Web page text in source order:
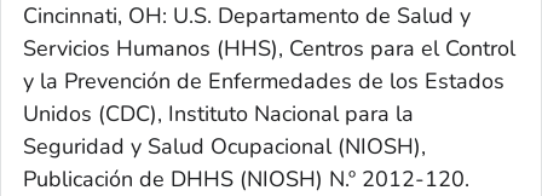
Cincinnati, OH: U.S. Departamento de Salud y
Servicios Humanos (HHS), Centros para el Control
y la Prevención de Enfermedades de los Estados
Unidos (CDC), Instituto Nacional para la
Seguridad y Salud Ocupacional (NIOSH),
Publicación de DHHS (NIOSH) N.º 2012-120.